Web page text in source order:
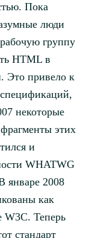
Пока
люди
группу
HTML в
Это привело к
некоторые
этих
и
WHATWG
январе 2008
как
W3C. Теперь
стандарт